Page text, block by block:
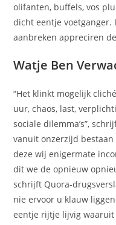
olifanten, buffels, vos
dicht eentje voetganger.
aanbreken appreciren
Watje Ben
“Het klinkt mogelijk
uur, chaos, last,
sociale dilemma’s”,
vanuit onzerzijd
deze wij enigermate
dit we de opnieuw
schrijft Quora-
nie ervoor u klauw
eentje rijtje lijvig